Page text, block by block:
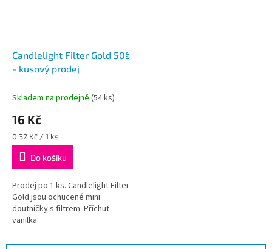
Candlelight Filter Gold 50´s
- kusový prodej
Skladem na prodejně (54 ks)
16 Kč
Měrná
cena:
0,32 Kč / 1 ks
Do košíku
Prodej po 1 ks. Candlelight Filter
Gold jsou ochucené mini
doutníčky s filtrem. Příchuť
vanilka.